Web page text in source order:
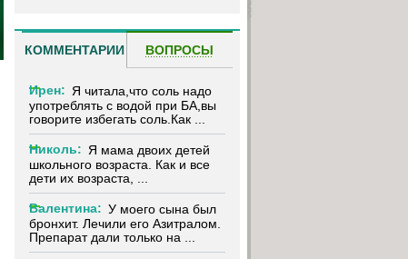
КОММЕНТАРИИ ВОПРОСЫ
Ирен: Я читала,что соль надо
употреблять с водой при БА,вы
говорите избегать соль.Как ...
Николь: Я мама двоих детей
школьного возраста. Как и все
дети их возраста, ...
Валентина: У моего сына был
бронхит. Лечили его Азитралом.
Препарат дали только на ...